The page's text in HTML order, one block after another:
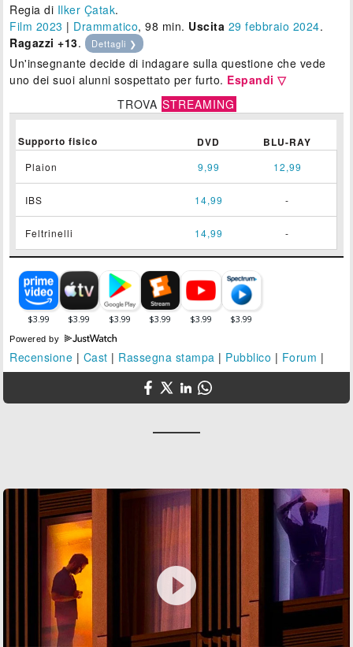
Regia di Ilker Çatak.
Film 2023 | Drammatico, 98 min. Uscita 29 febbraio 2024.
Ragazzi +13. Dettagli ❯
Un'insegnante decide di indagare sulla questione che vede
uno dei suoi alunni sospettato per furto. Espandi ▽
TROVA STREAMING
Supporto fisico DVD BLU-RAY
Plaion 9,99 12,99
IBS 14,99 -
Feltrinelli 14,99 -
Powered by
Recensione | Cast | Rassegna stampa | Pubblico | Forum |
